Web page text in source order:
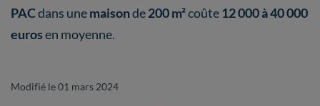
PACdans unemaisonde200 m²coûte12 000 à 40 000
eurosen moyenne.
Modifié le 01 mars 2024